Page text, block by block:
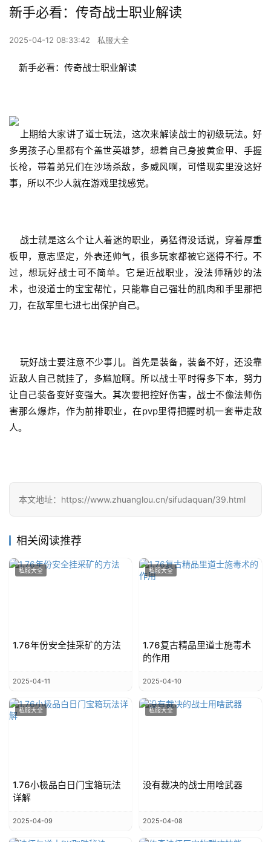
新手必看：传奇战士职业解读
2025-04-12 08:33:42 私服大全
新手必看：传奇战士职业解读
上期给大家讲了道士玩法，这次来解读战士的初级玩法。好
多男孩子心里都有个盖世英雄梦，想着自己身披黄金甲、手握
长枪，带着弟兄们在沙场杀敌，多威风啊，可惜现实里没这好
事，所以不少人就在游戏里找感觉。
战士就是这么个让人着迷的职业，勇猛得没话说，穿着厚重
板甲，意志坚定，外表还帅气，很多玩家都被它迷得不行。不
过，想玩好战士可不简单。它是近战职业，没法师精妙的法
术，也没道士的宝宝帮忙，只能靠自己强壮的肌肉和手里那把
刀，在敌军里七进七出保护自己。
玩好战士要注意不少事儿。首先是装备，装备不好，还没靠
近敌人自己就挂了，多尴尬啊。所以战士平时得多下本，努力
让自己装备变好变强大。其次要把控好伤害，战士不像法师伤
害那么爆炸，作为前排职业，在pvp里得把握时机一套带走敌
人。
本文地址：https://www.zhuanglou.cn/sifudaquan/39.html
相关阅读推荐
私服大全
1.76年份安全挂采矿的方法
2025-04-11
私服大全
1.76复古精品里道士施毒术
的作用
2025-04-10
私服大全
1.76小极品白日门宝箱玩法
详解
2025-04-09
私服大全
没有裁决的战士用啥武器
2025-04-08